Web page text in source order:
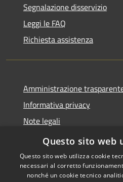
Segnalazione disservizio
Leggi le FAQ
Richiesta assistenza
Amministrazione
Informativa privacy
Note legali
Dichiarazione di accessibilità
Questo sito web
Questo sito web utilizza cookie
necessari al corretto
nonché un cookie tecnico